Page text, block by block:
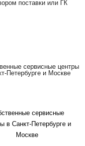
поставки или ГК
сервисные
в Санкт-Петербурге и
Москве